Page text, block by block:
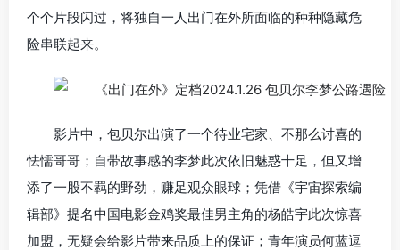
个个片段闪过，将独自一人出门在外所面临的种种隐藏危
险串联起来。
影片中，包贝尔出演了一个待业宅家、不那么讨喜的
怯懦哥哥；自带故事感的李梦此次依旧魅惑十足，但又增
添了一股不羁的野劲，赚足观众眼球；凭借《宇宙探索编
辑部》提名中国电影金鸡奖最佳男主角的杨皓宇此次惊喜
加盟，无疑会给影片带来品质上的保证；青年演员何蓝逗